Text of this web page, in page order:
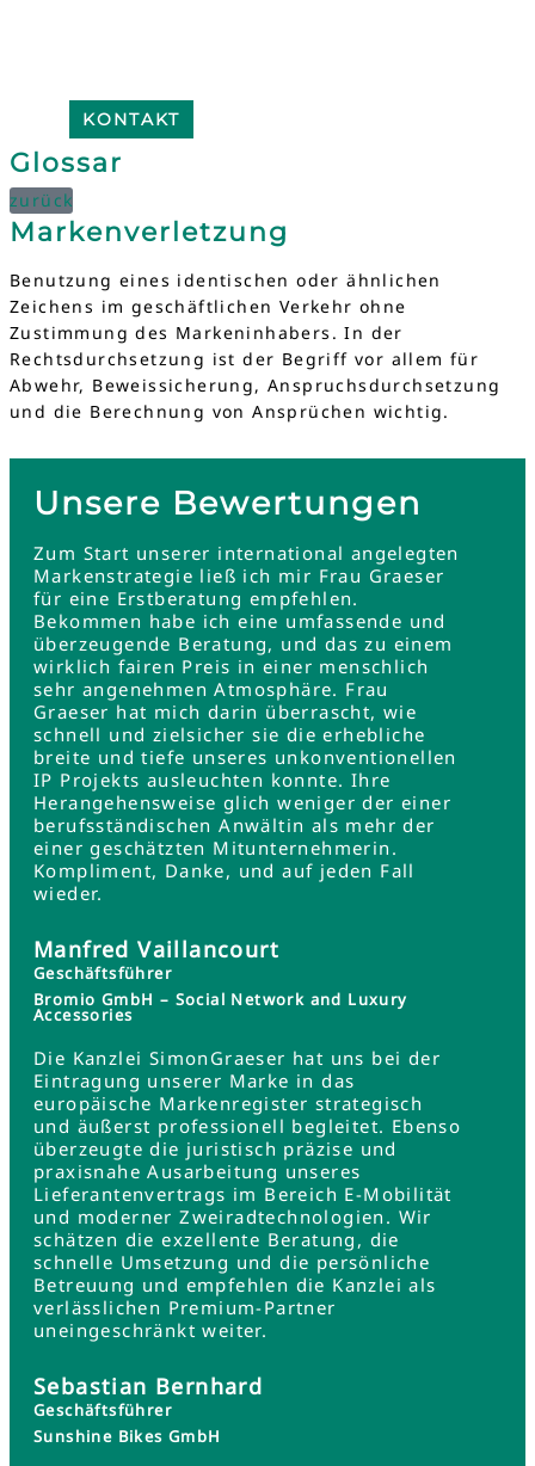
KONTAKT
Glossar
zurück
Markenverletzung
Benutzung eines identischen oder ähnlichen
Zeichens im geschäftlichen Verkehr ohne
Zustimmung des Markeninhabers. In der
Rechtsdurchsetzung ist der Begriff vor allem für
Abwehr, Beweissicherung, Anspruchsdurchsetzung
und die Berechnung von Ansprüchen wichtig.
Unsere Bewertungen
Zum Start unserer international angelegten
Markenstrategie ließ ich mir Frau Graeser
für eine Erstberatung empfehlen.
Bekommen habe ich eine umfassende und
überzeugende Beratung, und das zu einem
wirklich fairen Preis in einer menschlich
sehr angenehmen Atmosphäre. Frau
Graeser hat mich darin überrascht, wie
schnell und zielsicher sie die erhebliche
breite und tiefe unseres unkonventionellen
IP Projekts ausleuchten konnte. Ihre
Herangehensweise glich weniger der einer
berufsständischen Anwältin als mehr der
einer geschätzten Mitunternehmerin.
Kompliment, Danke, und auf jeden Fall
wieder.
Manfred Vaillancourt
Geschäftsführer
Bromio GmbH – Social Network and Luxury
Accessories
Die Kanzlei SimonGraeser hat uns bei der
Eintragung unserer Marke in das
europäische Markenregister strategisch
und äußerst professionell begleitet. Ebenso
überzeugte die juristisch präzise und
praxisnahe Ausarbeitung unseres
Lieferantenvertrags im Bereich E-Mobilität
und moderner Zweiradtechnologien. Wir
schätzen die exzellente Beratung, die
schnelle Umsetzung und die persönliche
Betreuung und empfehlen die Kanzlei als
verlässlichen Premium-Partner
uneingeschränkt weiter.
Sebastian Bernhard
Geschäftsführer
Sunshine Bikes GmbH